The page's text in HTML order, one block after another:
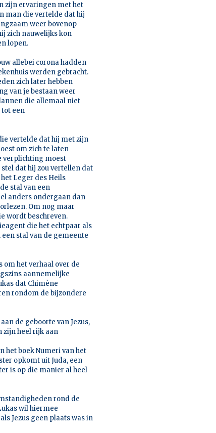
zijn ervaringen met het
man die vertelde dat hij
weer bovenop
zich nauwelijks kon
lopen.
allebei corona hadden
werden gebracht.
zich later hebben
van je bestaan weer
die allemaal niet
tot een
vertelde dat hij met zijn
om zich te laten
verplichting moest
dat hij zou vertellen dat
Leger des Heils
stal van een
anders ondergaan dan
Om nog maar
wordt beschreven.
die het echtpaar als
stal van de gemeente
het verhaal over de
aannemelijke
dat Chimène
rondom de bijzondere
de geboorte van Jezus,
zijn heel rijk aan
het boek Numeri van het
opkomt uit Juda, een
is op die manier al heel
rond de
wil hiermee
Jezus geen plaats was in